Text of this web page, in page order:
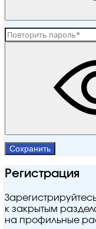
Сохранить
Регистрация
к закрытым
на профильные